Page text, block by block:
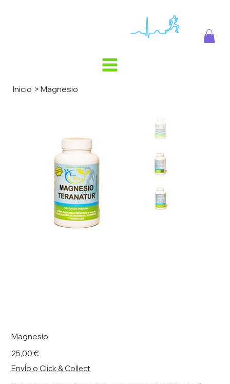
Inicio > Magnesio
Magnesio
Precio
25,00 €
EnvÍo o Click & Collect